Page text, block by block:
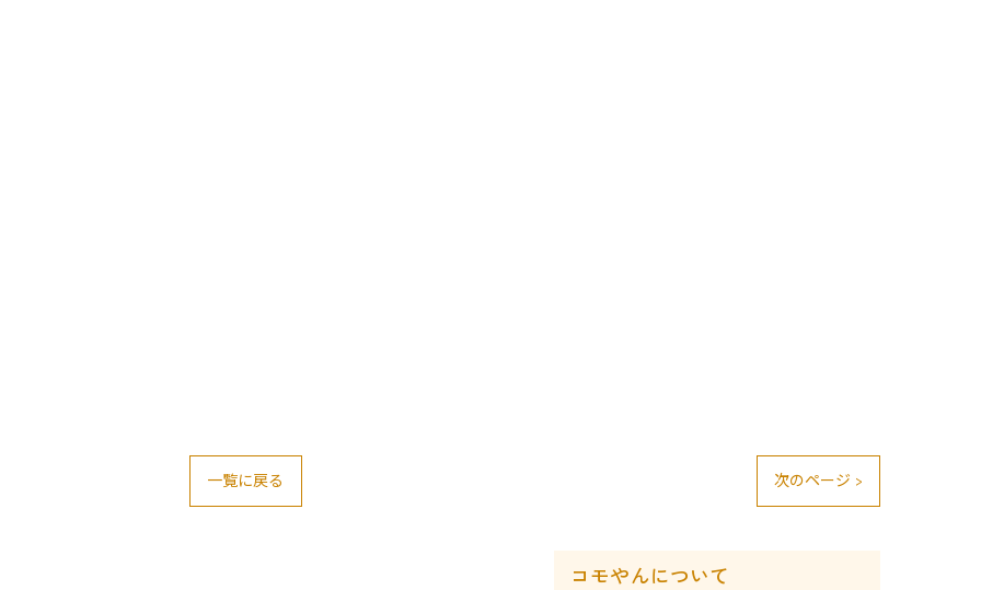
一覧に戻る 次のページ >
コモやんについて